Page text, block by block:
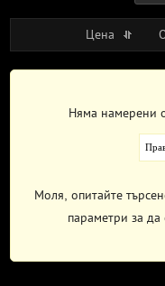
Цена
Няма намерени
Моля, опитайте
параметри за да